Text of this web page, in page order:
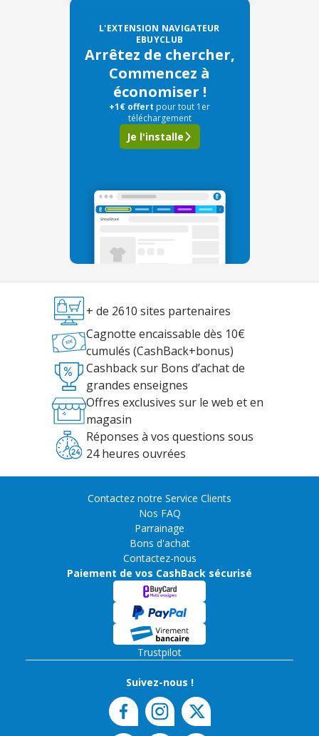
L'EXTENSION NAVIGATEUR
EBUYCLUB
Arrêtez de chercher,
Commencez à
économiser !
+1€ offert pour tout 1er
téléchargement
Je l'installe
+ de 2610 sites partenaires
Cagnotte encaissable dès 10€
cumulés (CashBack+bonus)
Cashback sur Bons d’achat de
grandes enseignes
Offres exclusives sur le web et en
magasin
Réponses à vos questions sous
24 heures ouvrées
Contactez notre Service Clients
Nos FAQ
Parrainage
Bons d'achat
Contactez-nous
Paiement de vos CashBack sécurisé
Trustpilot
Suivez-nous !